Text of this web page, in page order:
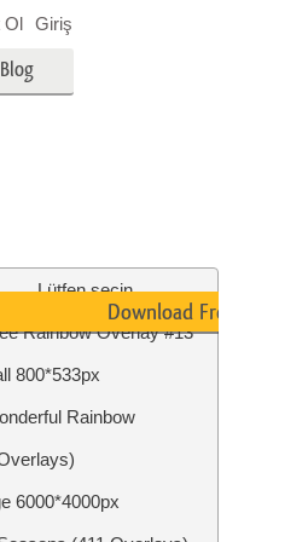
Blog
Ol Giriş
Lütfen seçin
Rainbow Overlay #13
800*533px
Rainbow
6000*4000px
Download Free